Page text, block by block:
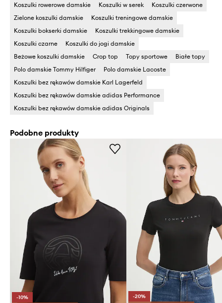
Koszulki rowerowe damskie Koszulki w serek
Koszulki czerwone
Zielone koszulki damskie
Koszulki treningowe damskie
Koszulki bokserki damskie
Koszulki trekkingowe damskie
Koszulki czarne
Koszulki do jogi damskie
Beżowe koszulki damskie
Crop top Topy sportowe
Białe topy
Polo damskie Tommy Hilfiger
Polo damskie Lacoste
Koszulki bez rękawów damskie Karl Lagerfeld
Koszulki bez rękawów damskie adidas Performance
Koszulki bez rękawów damskie adidas Originals
Podobne produkty
-10%
-20%